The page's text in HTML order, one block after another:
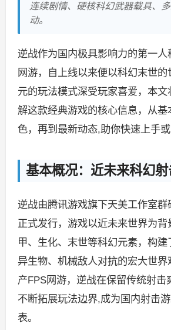
连续剧情、硬核科幻武器载具、
动。
逆战作为国内极具影响力的第一人
网游，自上线以来便以科幻末世的
元的玩法模式深受玩家喜爱，本文
解这款经典游戏的核心信息，从基
色，再到最新动态,助你快速上手或
基本概况：近未来科幻
逆战由腾讯游戏旗下天美工作室群
正式发行，游戏以近未来世界为背
甲、生化、末世等科幻元素，构建
异生物、机械敌人对抗的宏大世界
产FPS网游，逆战在保留传统射击
不断拓展玩法边界,成为国内射击
表。